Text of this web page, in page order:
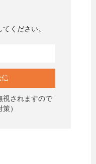
ください。
視されますので
）